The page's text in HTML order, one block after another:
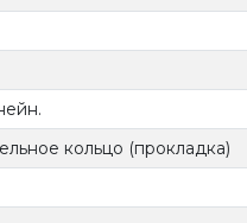
кольцо (прокладка)